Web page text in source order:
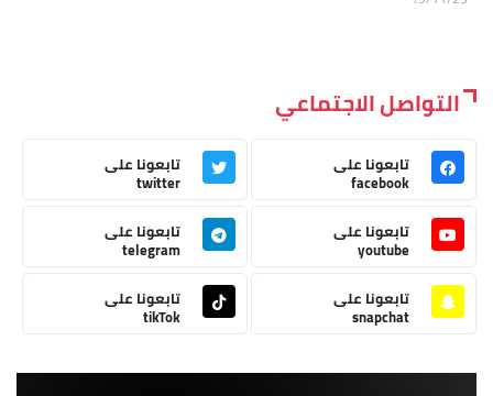
التواصل الاجتماعي
تابعونا على
facebook
تابعونا على
twitter
تابعونا على
youtube
تابعونا على
telegram
تابعونا على
snapchat
تابعونا على
tikTok